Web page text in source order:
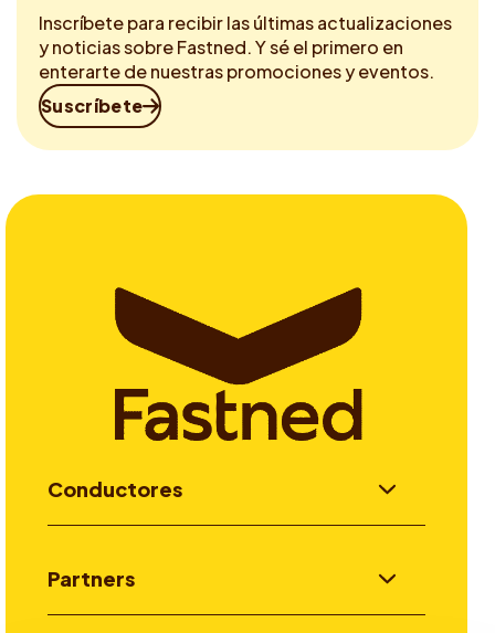
Inscríbete para recibir las últimas actualizaciones
y noticias sobre Fastned. Y sé el primero en
enterarte de nuestras promociones y eventos.
Suscríbete
Conductores
Partners